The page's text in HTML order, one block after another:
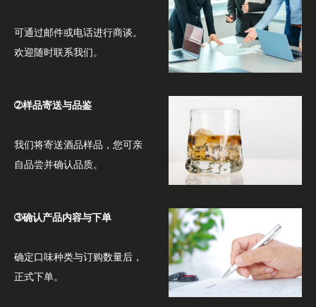
可通过邮件或电话进行商谈。
欢迎随时联系我们。
➁样品寄送与品鉴
我们将寄送酒品样品，您可亲
自品尝并确认品质。
➂确认产品内容与下单
确定口味种类与订购数量后，
正式下单。